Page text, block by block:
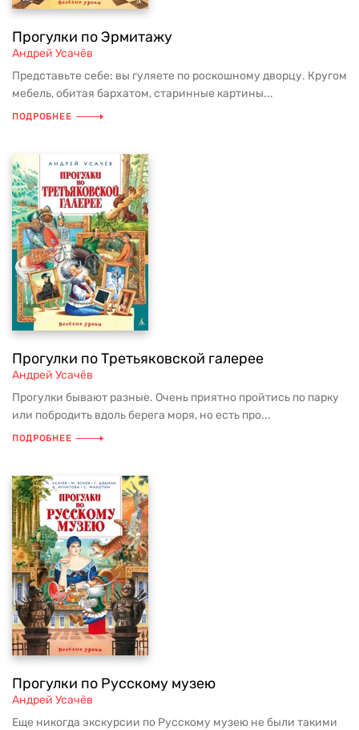
Прогулки по Эрмитажу
Андрей Усачёв
Представьте себе: вы гуляете по роскошному дворцу. Кругом
мебель, обитая бархатом, старинные картины...
ПОДРОБНЕЕ
Прогулки по Третьяковской галерее
Андрей Усачёв
Прогулки бывают разные. Очень приятно пройтись по парку
или побродить вдоль берега моря, но есть про...
ПОДРОБНЕЕ
Прогулки по Русскому музею
Андрей Усачёв
Еще никогда экскурсии по Русскому музею не были такими